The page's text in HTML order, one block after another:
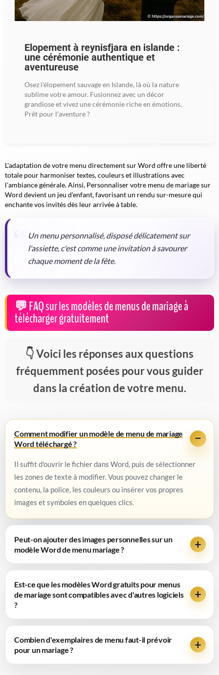
Elopement à reynisfjara en islande :
une cérémonie authentique et
aventureuse
Osez l'élopement sauvage en Islande, là où la nature
sublime votre amour. Fusionnez avec un décor
grandiose et vivez une cérémonie riche en émotions.
Prêt pour l'aventure ?
L'adaptation de votre menu directement sur Word offre une liberté
totale pour harmoniser textes, couleurs et illustrations avec
l'ambiance générale. Ainsi, Personnaliser votre menu de mariage sur
Word devient un jeu d'enfant, favorisant un rendu sur-mesure qui
enchante vos invités dès leur arrivée à table.
Un menu personnalisé, disposé délicatement sur
l'assiette, c'est comme une invitation à savourer
chaque moment de la fête.
FAQ sur les modèles de menus de mariage à
télécharger gratuitement
Voici les réponses aux questions
fréquemment posées pour vous guider
dans la création de votre menu.
Comment modifier un modèle de menu de mariage
Word téléchargé ?
Il suffit d'ouvrir le fichier dans Word, puis de sélectionner
les zones de texte à modifier. Vous pouvez changer le
contenu, la police, les couleurs ou insérer vos propres
images et symboles en quelques clics.
Peut-on ajouter des images personnelles sur un
modèle Word de menu mariage ?
Est-ce que les modèles Word gratuits pour menus
de mariage sont compatibles avec d'autres logiciels
?
Combien d'exemplaires de menu faut-il prévoir
pour un mariage ?